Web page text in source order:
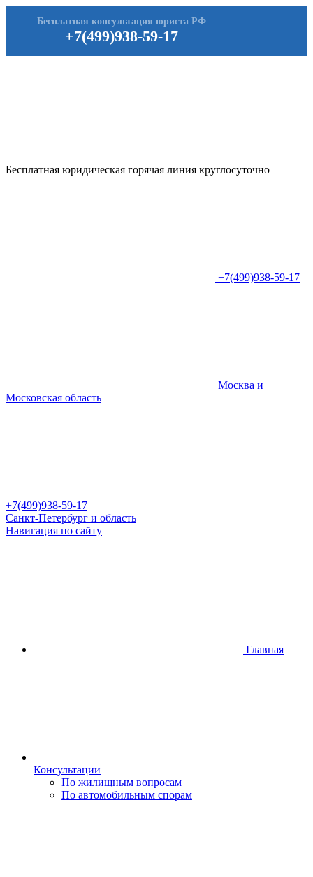
+7(499)938-59-17
Бесплатная консультация юриста РФ
Бесплатная юридическая горячая линия круглосуточно
+7(499)938-59-17
Москва и
Московская область
+7(499)938-59-17
Санкт-Петербург и область
Навигация по сайту
Главная
Консультации
По жилищным вопросам
По автомобильным спорам